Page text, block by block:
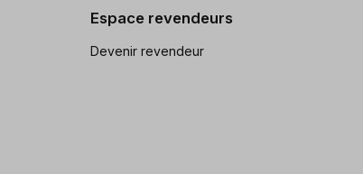
Espace revendeurs
Devenir revendeur